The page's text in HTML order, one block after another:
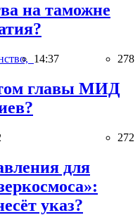
на таможне
14:37 278
главы МИД
272
для
указ?